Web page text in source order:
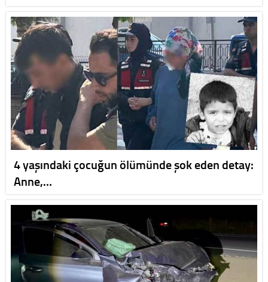
4 yaşındaki çocuğun ölümünde şok eden detay:
Anne,…